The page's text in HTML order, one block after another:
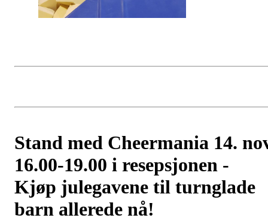
Stand med Cheermania 14.
16.00-19.00 i resepsjonen -
Kjøp julegavene til turnglade
barn allerede nå!